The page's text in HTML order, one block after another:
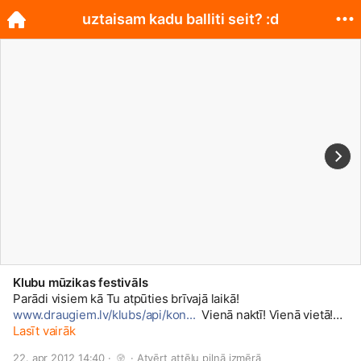
Klubu mūzikas festivāls
Parādi visiem kā Tu atpūties brīvajā laikā!
www.draugiem.lv/klubs/api/kon... Vienā naktī! Vienā vietā!
Trīs teltis un centrālā skatuve! Klubu mūzikas festivāls 2012
Lasīt vairāk
22. apr 2012 14:40 · · Atvērt attēlu pilnā izmērā
uztaisam kadu balliti seit? :d